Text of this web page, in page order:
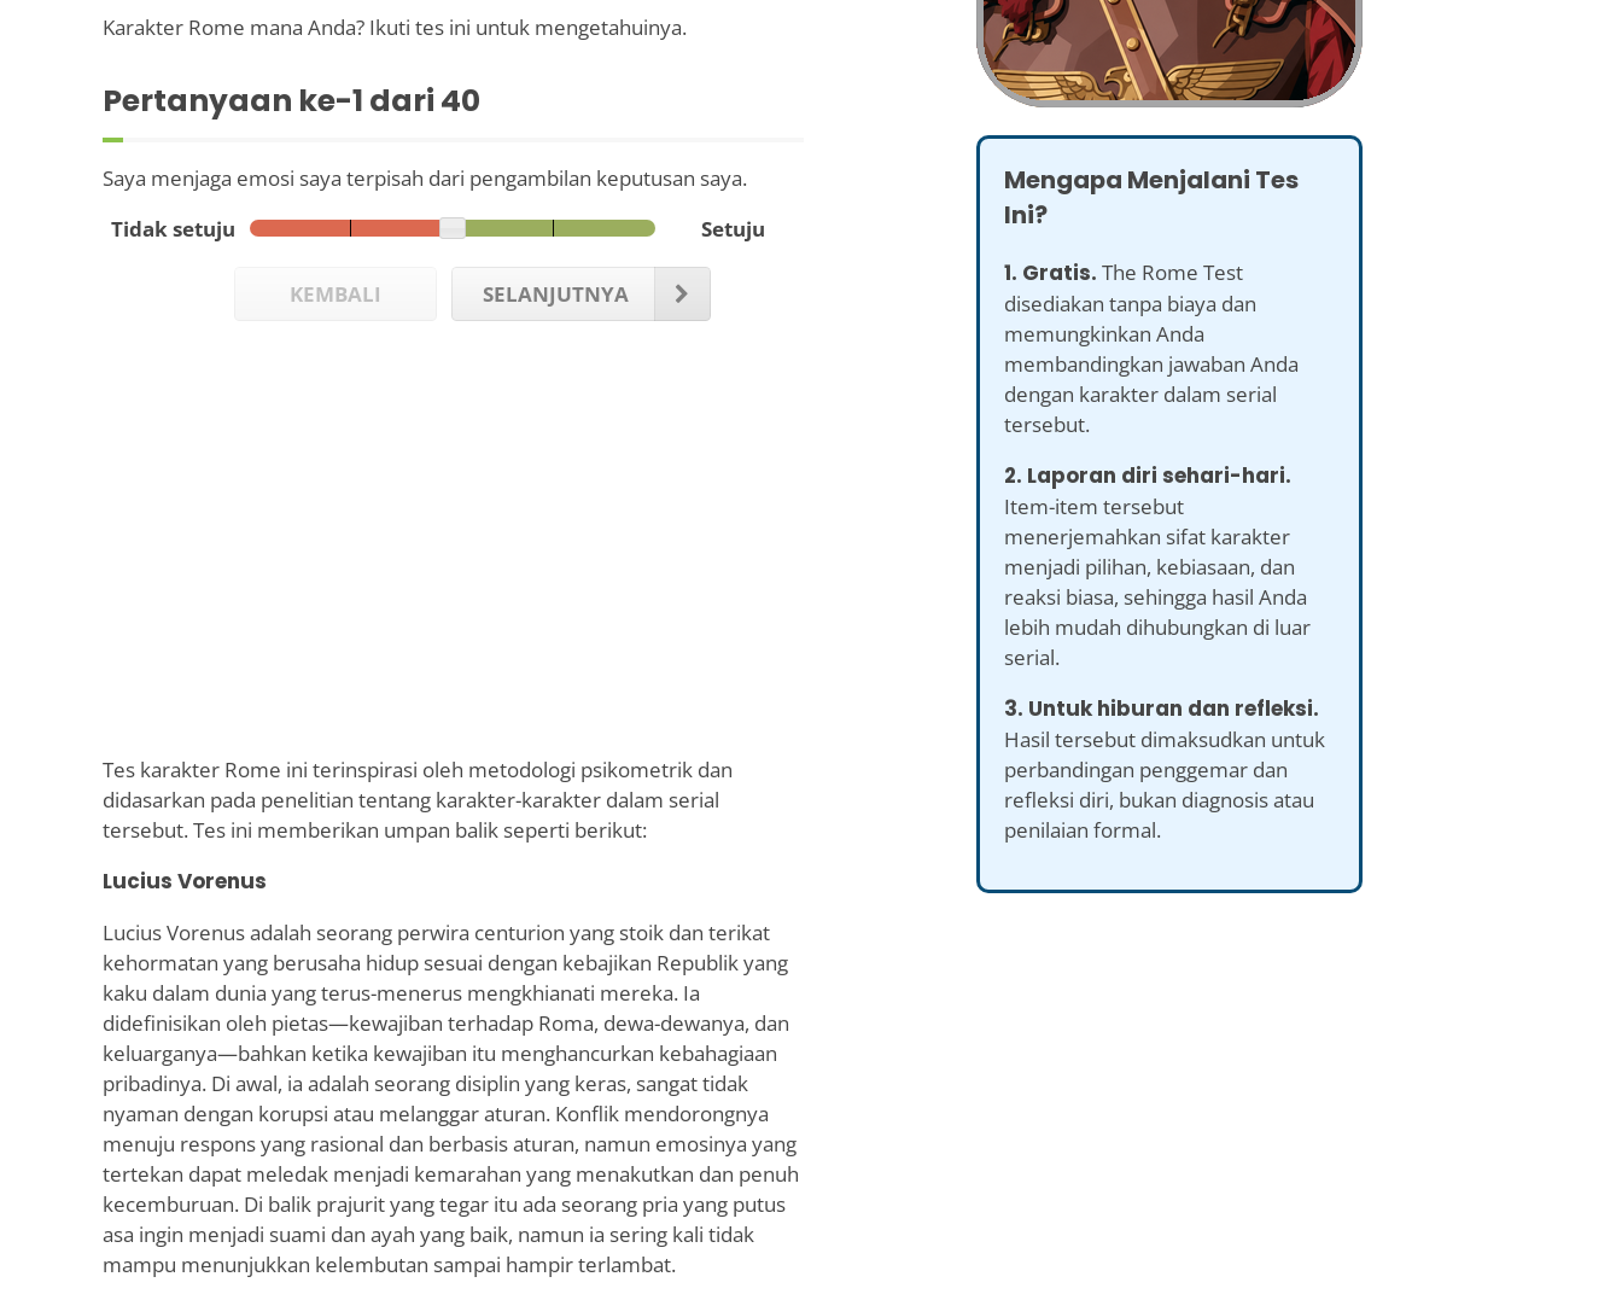
Karakter Rome mana Anda? Ikuti tes ini untuk mengetahuinya.
Pertanyaan ke-1 dari 40
Saya menjaga emosi saya terpisah dari pengambilan keputusan saya.
Tidak setuju
Setuju
KEMBALI SELANJUTNYA
Tes karakter Rome ini terinspirasi oleh metodologi psikometrik dan
didasarkan pada penelitian tentang karakter-karakter dalam serial
tersebut. Tes ini memberikan umpan balik seperti berikut:
Lucius Vorenus
Lucius Vorenus adalah seorang perwira centurion yang stoik dan terikat
kehormatan yang berusaha hidup sesuai dengan kebajikan Republik yang
kaku dalam dunia yang terus-menerus mengkhianati mereka. Ia
didefinisikan oleh pietas—kewajiban terhadap Roma, dewa-dewanya, dan
keluarganya—bahkan ketika kewajiban itu menghancurkan kebahagiaan
pribadinya. Di awal, ia adalah seorang disiplin yang keras, sangat tidak
nyaman dengan korupsi atau melanggar aturan. Konflik mendorongnya
menuju respons yang rasional dan berbasis aturan, namun emosinya yang
tertekan dapat meledak menjadi kemarahan yang menakutkan dan penuh
kecemburuan. Di balik prajurit yang tegar itu ada seorang pria yang putus
asa ingin menjadi suami dan ayah yang baik, namun ia sering kali tidak
mampu menunjukkan kelembutan sampai hampir terlambat.
Mengapa Menjalani Tes
Ini?
1. Gratis. The Rome Test
disediakan tanpa biaya dan
memungkinkan Anda
membandingkan jawaban Anda
dengan karakter dalam serial
tersebut.
2. Laporan diri sehari-hari.
Item-item tersebut
menerjemahkan sifat karakter
menjadi pilihan, kebiasaan, dan
reaksi biasa, sehingga hasil Anda
lebih mudah dihubungkan di luar
serial.
3. Untuk hiburan dan refleksi.
Hasil tersebut dimaksudkan untuk
perbandingan penggemar dan
refleksi diri, bukan diagnosis atau
penilaian formal.